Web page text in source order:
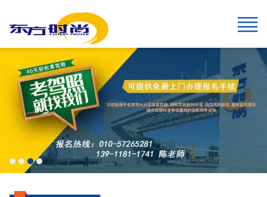
学生速成班
学生预约计时班
预约计时班
私人定制班
C6畅享班
增驾中客平日班
增驾中客假日班
增驾大客平日班
增驾大客假日班
初学大型货车
增驾大型货车
牵引车A2
城市公交车
摩托车平日班
摩托车假日班
摩托车贵宾班
航空班专线
工业大学区间线
摆渡地铁四号线
两广延长线
望京线区间
东线延长线
工业大学线
琉璃河区间线
摆渡地铁九号线
通州于家务线
交管运管信息
我们的荣誉
720度全景